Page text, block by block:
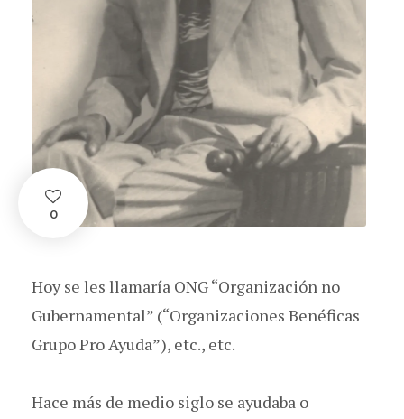
0
Hoy se les llamaría ONG “Organización no
Gubernamental” (“Organizaciones Benéficas
Grupo Pro Ayuda”), etc., etc.
Hace más de medio siglo se ayudaba o